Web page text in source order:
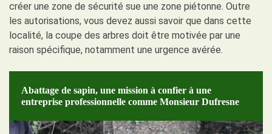
créer une zone de sécurité sue une zone piétonne. Outre
les autorisations, vous devez aussi savoir que dans cette
localité, la coupe des arbres doit être motivée par une
raison spécifique, notamment une urgence avérée.
Abattage de sapin, une mission à confier à une
entreprise professionnelle comme Monsieur Dufresne